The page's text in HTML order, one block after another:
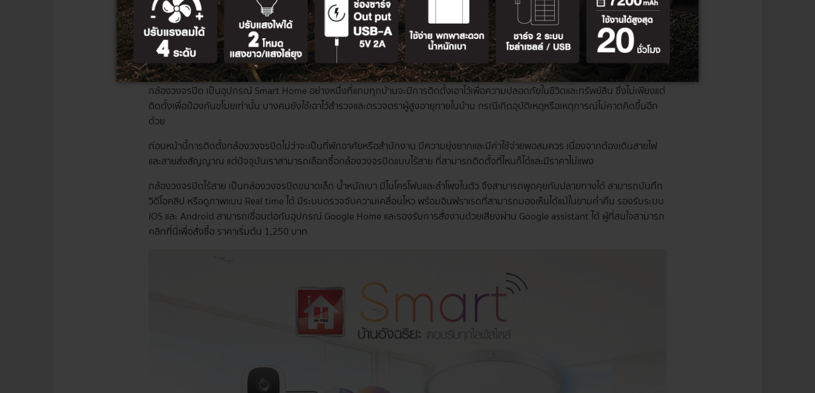
สำหรับฟังก์ชันการใช้งาน ปลั๊กไฟอัจฉริยะสามารถใช้ตั้งเวลาเปิด-ปิดได้ หรือจะควบคุมการทำงานผ่าน Wifi โดยที่ไม่ต้องใช้ฮับหรืออุปกรณ์อื่น
ๆ เพิ่มเติม รองรับระบบ iOS และ Android สามารถเชื่อมต่อกับอุปกรณ์ Google Home และรองรับการสั่งงานด้วยเสียงผ่าน Google
assistant ได้ ผู้ที่สนใจสามารถคลิกที่นี่ เพื่อสั่งซื้อ ราคาเริ่มต้น 399 บาท
กล้องวงจรปิดไร้สาย
กล้องวงจรปิด เป็นอุปกรณ์ Smart Home อย่างหนึ่งที่แทบทุกบ้านจะมีการติดตั้งเอาไว้เพื่อความปลอดภัยในชีวิตและทรัพย์สิน ซึ่งไม่เพียงแต่
ติดตั้งเพื่อป้องกันขโมยเท่านั้น บางคนยังใช้เอาไว้สำรวจและตรวจตราผู้สูงอายุภายในบ้าน กรณีเกิดอุบัติเหตุหรือเหตุการณ์ไม่คาดคิดขึ้นอีก
ด้วย
ก่อนหน้านี้การติดตั้งกล้องวงจรปิดไม่ว่าจะเป็นที่พักอาศัยหรือสำนักงาน มีความยุ่งยากและมีค่าใช้จ่ายพอสมควร เนื่องจากต้องเดินสายไฟ
และสายส่งสัญญาณ แต่ปัจจุบันเราสามารถเลือกซื้อกล้องวงจรปิดแบบไร้สาย ที่สามารถติดตั้งที่ไหนก็ได้และมีราคาไม่แพง
กล้องวงจรปิดไร้สาย เป็นกล้องวงจรปิดขนาดเล็ก น้ำหนักเบา มีไมโครโฟนและลำโพงในตัว จึงสามารถพูดคุยกับปลายทางได้ สามารถบันทึก
วิดีโอคลิป หรือดูภาพแบบ Real time ได้ มีระบบตรวจจับความเคลื่อนไหว พร้อมอินฟราเรดที่สามารถมองเห็นได้แม้ในยามค่ำคืน รองรับระบบ
iOS และ Android สามารถเชื่อมต่อกับอุปกรณ์ Google Home และรองรับการสั่งงานด้วยเสียงผ่าน Google assistant ได้ ผู้ที่สนใจสามารถ
คลิกที่นี่เพื่อสั่งซื้อ ราคาเริ่มต้น 1,250 บาท